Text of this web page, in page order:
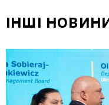
ІНШІ